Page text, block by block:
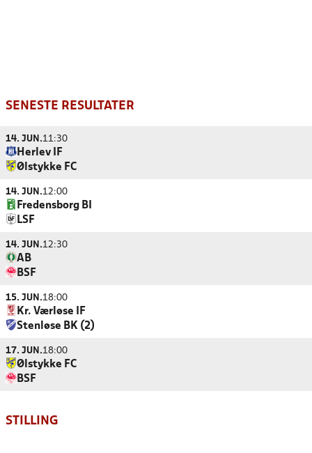
SENESTE RESULTATER
14. JUN.11:30
Herlev IF
Ølstykke FC
14. JUN.12:00
Fredensborg BI
LSF
14. JUN.12:30
AB
BSF
15. JUN.18:00
Kr. Værløse IF
Stenløse BK (2)
17. JUN.18:00
Ølstykke FC
BSF
STILLING